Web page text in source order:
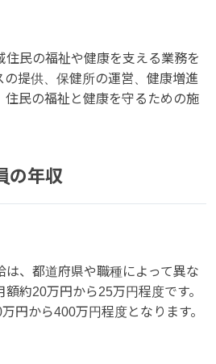
住民の福祉や健康を支える業務を
提供、保健所の運営、健康増進
住民の福祉と健康を守るための施
の年収
は、都道府県や職種によって異な
約20万円から25万円程度です。
円から400万円程度となります。